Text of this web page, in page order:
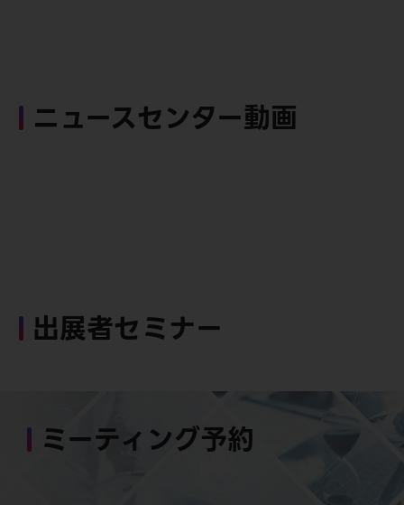
ニュースセンター動画
出展者セミナー
ミーティング予約